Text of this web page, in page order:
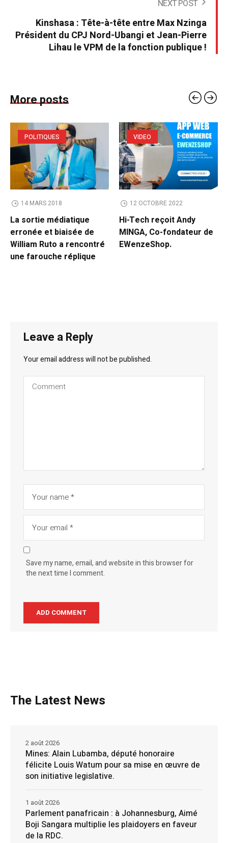
NEXT POST
Kinshasa : Tête-à-tête entre Max Nzinga
Président du CPJ Nord-Ubangi et Jean-Pierre
Lihau le VPM de la fonction publique !
More posts
POLITIQUES
14 MARS 2018
La sortie médiatique
erronée et biaisée de
William Ruto a rencontré
une farouche réplique
VIDEO
12 OCTOBRE 2022
Hi-Tech reçoit Andy
MINGA, Co-fondateur de
EWenzeShop.
Leave a Reply
Your email address will not be published.
Save my name, email, and website in this browser for
the next time I comment.
The Latest News
Mines: Alain Lubamba, député honoraire
félicite Louis Watum pour sa mise en œuvre de
son initiative legislative.
2 août 2026
Parlement panafricain : à Johannesburg, Aimé
Boji Sangara multiplie les plaidoyers en faveur
de la RDC.
1 août 2026